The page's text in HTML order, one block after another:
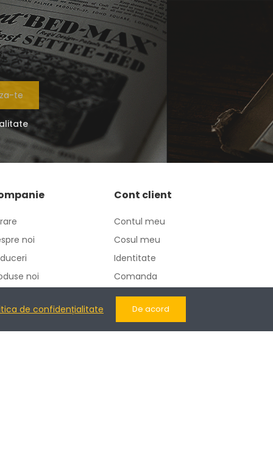
te
noi
noi
Cont client
Contul meu
Cosul meu
Identitate
Comanda
Adrese
de confidențialitate De acord